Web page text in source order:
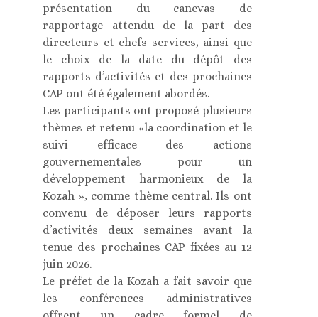
présentation du canevas de
rapportage attendu de la part des
directeurs et chefs services, ainsi que
le choix de la date du dépôt des
rapports d’activités et des prochaines
CAP ont été également abordés.
Les participants ont proposé plusieurs
thèmes et retenu «la coordination et le
suivi efficace des actions
gouvernementales pour un
développement harmonieux de la
Kozah », comme thème central. Ils ont
convenu de déposer leurs rapports
d’activités deux semaines avant la
tenue des prochaines CAP fixées au 12
juin 2026.
Le préfet de la Kozah a fait savoir que
les conférences administratives